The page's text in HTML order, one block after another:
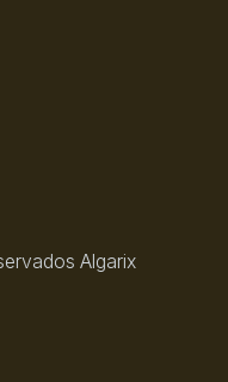
Algarix